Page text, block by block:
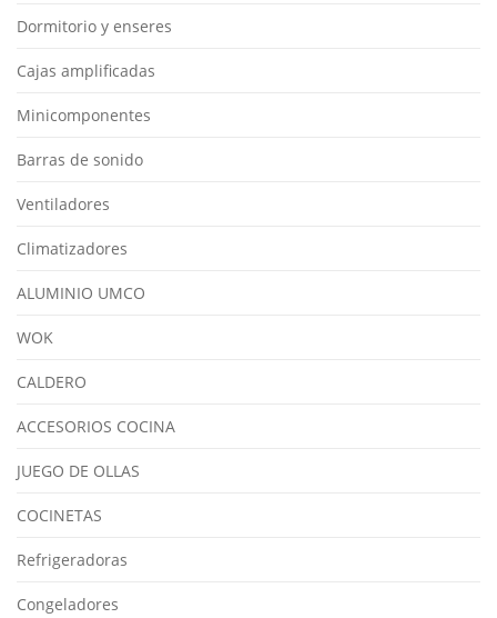
Dormitorio y enseres
Cajas amplificadas
Minicomponentes
Barras de sonido
Ventiladores
Climatizadores
ALUMINIO UMCO
WOK
CALDERO
ACCESORIOS COCINA
JUEGO DE OLLAS
COCINETAS
Refrigeradoras
Congeladores